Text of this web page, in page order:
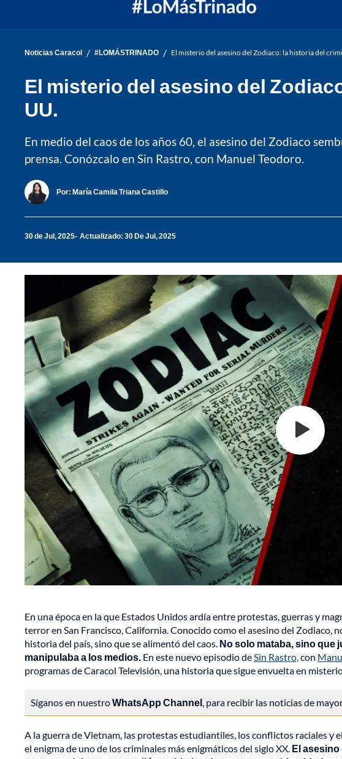
Noticias Caracol / #LOMÁSTRINADO / El misterio del asesino del Zodiaco: la historia del
El misterio del asesino del
UU.
En medio del caos de los años 60, el asesino del Zodiaco
prensa. Conózcalo en Sin Rastro, con Manuel Teodoro.
Por: María Camila Triana Castillo
30 de Jul, 2025 Actualizado: 30 De Jul, 2025
En una época en la que Estados Unidos ardía entre protestas, guerras y
terror en San Francisco, California. Conocido como el asesino del Zodiaco,
historia del país, sino que se alimentó del caos. No solo mataba, sino que
manipulaba a los medios. En este nuevo episodio deSin Rastro,con
programas de Caracol Televisión, una historia que sigue envuelta en
Síganos en nuestroWhatsApp Channel, para recibir las noticias de
A la guerra de Vietnam, las protestas estudiantiles, los conflictos raciales
el enigma de uno de los criminales más enigmáticos del siglo XX. El